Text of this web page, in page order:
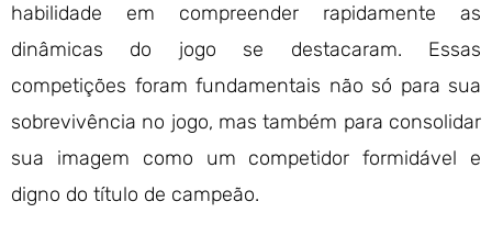
habilidade em compreender rapidamente as
dinâmicas do jogo se destacaram. Essas
competições foram fundamentais não só para sua
sobrevivência no jogo, mas também para consolidar
sua imagem como um competidor formidável e
digno do título de campeão.